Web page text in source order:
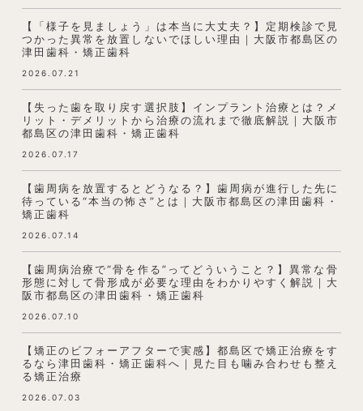
【「様子を見ましょう」は本当に大丈夫？】定期検診で見
つかった異常を放置しないでほしい理由｜大阪市都島区の
津田歯科・矯正歯科
2026.07.21
【失った歯を取り戻す選択肢】インプラント治療とは？メ
リット・デメリットから治療の流れまで徹底解説｜大阪市
都島区の津田歯科・矯正歯科
2026.07.17
【歯周病を放置するとどうなる？】歯周病が進行した先に
待っている“本当の怖さ”とは｜大阪市都島区の津田歯科・
矯正歯科
2026.07.14
【歯周病治療で“骨を作る”ってどういうこと？】異常な骨
形態に対して骨形成が必要な理由をわかりやすく解説｜大
阪市都島区の津田歯科・矯正歯科
2026.07.10
【矯正のビフォーアフターで実感】都島区で矯正治療をす
るなら津田歯科・矯正歯科へ｜見た目も噛み合わせも整え
る矯正治療
2026.07.03